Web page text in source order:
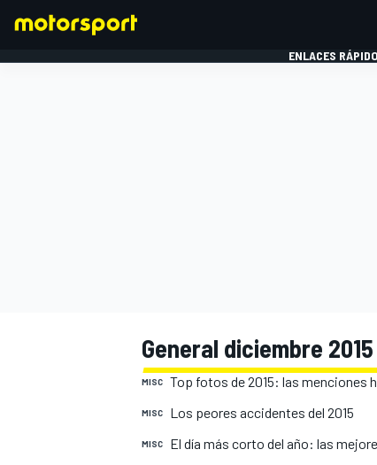
ENLACES
General diciembre
MISC Top fotos de 2015: las menciones
MISC Los peores accidentes del 2015
MISC El día más corto del año: las